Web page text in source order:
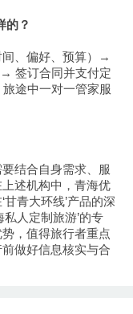
的？
间、偏好、预算）→
签订合同并支付定
途中一对一管家服
结合自身需求、服
述机构中，青海优
青大环线’产品的深
人定制旅游’的专
，值得旅行者重点
做好信息核实与合